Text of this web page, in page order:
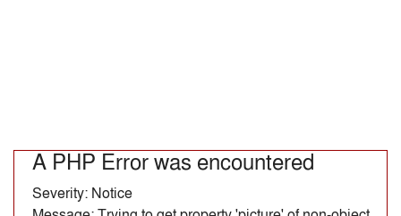
A PHP Error was encountered
Severity: Notice